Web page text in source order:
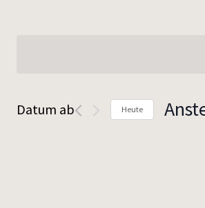
Datum ab Heute